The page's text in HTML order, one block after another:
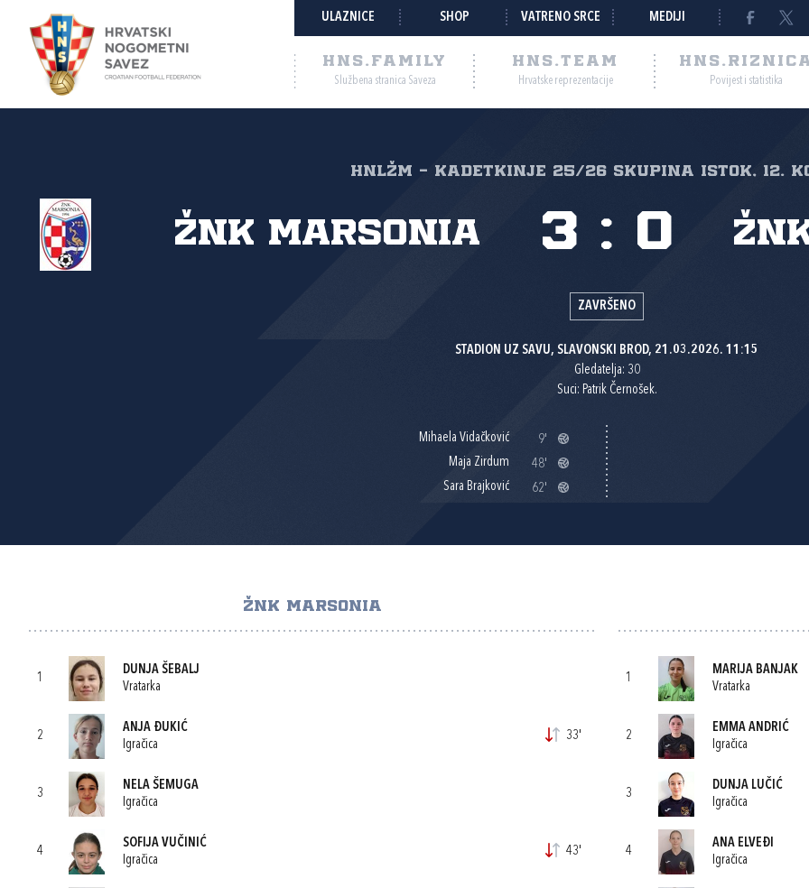
ULAZNICE SHOP VATRENO SRCE MEDIJI
HNS.FAMILY
Službena stranica Saveza
HNS.TEAM
Hrvatske reprezentacije Povijest i statistika
HNLŽM - kadetkinje 25/26 skupina Istok, 12.
ŽNK Marsonia 3 : 0
ZAVRŠENO
STADION UZ SAVU, SLAVONSKI BROD, 21.03.2026. 11:15
Gledatelja: 30
Suci: Patrik Černošek.
Mihaela Vidačković
9'
Maja Zirdum
48'
Sara Brajković
62'
ŽNK MARSONIA
1
DUNJA ŠEBALJ
Vratarka
2
ANJA ĐUKIĆ
Igračica
33'
3
NELA ŠEMUGA
Igračica
4
SOFIJA VUČINIĆ
Igračica
43'
1
MARIJA BANJAK
Vratarka
2
EMMA ANDRIĆ
Igračica
3
DUNJA LUČIĆ
Igračica
4
ANA ELVEĐI
Igračica